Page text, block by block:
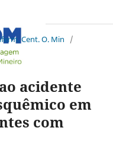
Cent. O. Min
/
acidente
em
com